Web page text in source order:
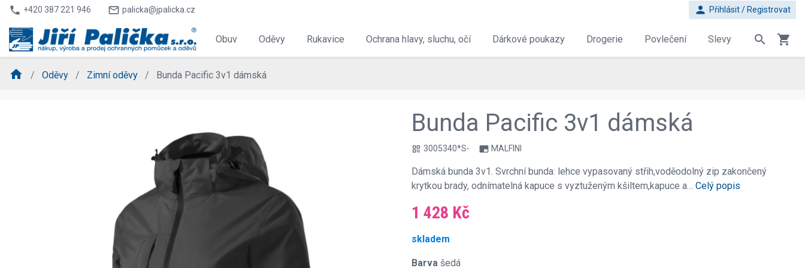
phone +420 387 221 946 mail_outline palicka@jpalicka.cz person Přihlásit / Registrovat
Obuv Oděvy Rukavice Ochrana hlavy, sluchu, očí Dárkové poukazy Drogerie Povlečení Slevy search shopping_cart
home Oděvy Zimní oděvy Bunda Pacific 3v1 dámská
Bunda Pacific 3v1 dámská
qr_code 3005340*S- branding_watermark MALFINI
Dámská bunda 3v1. Svrchní bunda: lehce vypasovaný střih,voděodolný zip zakončený
krytkou brady, odnímatelná kapuce s vyztuženým kšiltem,kapuce a… Celý popis
1 428 Kč
skladem
Barva šedá